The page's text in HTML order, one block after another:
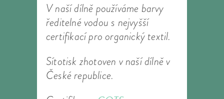
V naší dílně používáme barvy
ředitelné vodou s nejvyšší
certifikací pro organický textil.
Sítotisk zhotoven v naší dílně v
České republice.